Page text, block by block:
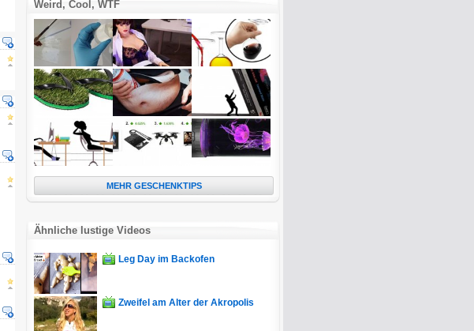
Weird, Cool, WTF
MEHR GESCHENKTIPS
Ähnliche lustige Videos
Leg Day im Backofen
Zweifel am Alter der Akropolis